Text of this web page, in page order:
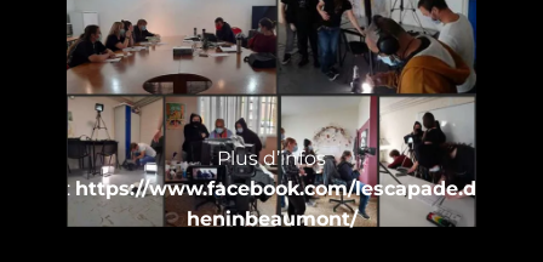
Plus d’infos
: https://www.facebook.com/lescapade.d
heninbeaumont/